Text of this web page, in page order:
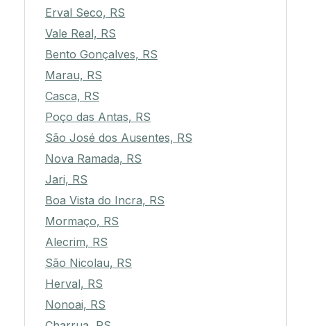
Erval Seco, RS
Vale Real, RS
Bento Gonçalves, RS
Marau, RS
Casca, RS
Poço das Antas, RS
São José dos Ausentes, RS
Nova Ramada, RS
Jari, RS
Boa Vista do Incra, RS
Mormaço, RS
Alecrim, RS
São Nicolau, RS
Herval, RS
Nonoai, RS